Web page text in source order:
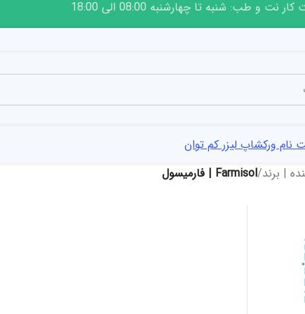
نت و طب: شنبه تا چهارشنبه 08:00 الی 18:00
نام ورکشاپ لیزر کم توان
| برند/Farmisol | فارمیسول